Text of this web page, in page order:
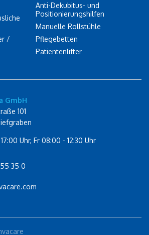
/
Anti-Dekubitus- und
Positionierungshilfen
Manuelle Rollstühle
Pflegebetten
Patientenlifter
GmbH
101
Uhr, Fr 08:00 - 12:30 Uhr
35 0